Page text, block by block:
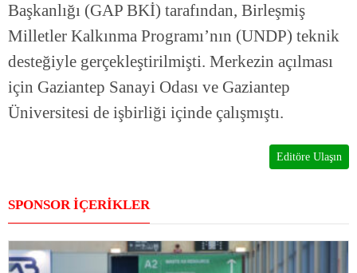
Başkanlığı (GAP BKİ) tarafından, Birleşmiş
Milletler Kalkınma Programı’nın (UNDP) teknik
desteğiyle gerçekleştirilmişti. Merkezin açılması
için Gaziantep Sanayi Odası ve Gaziantep
Üniversitesi de işbirliği içinde çalışmıştı.
Editöre Ulaşın
SPONSOR İÇERİKLER